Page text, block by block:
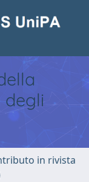
degli
in rivista